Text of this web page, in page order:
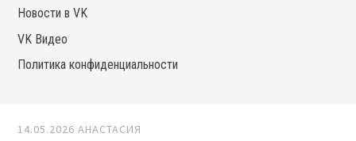
Новости в VK
VK Видео
Политика конфиденциальности
14.05.2026 АНАСТАСИЯ